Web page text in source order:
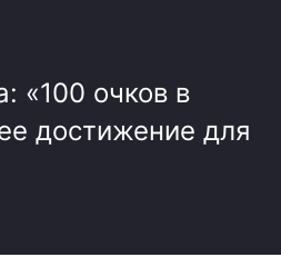
«100 очков в
достижение для